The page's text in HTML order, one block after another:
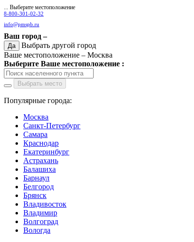
... Выберите местоположение
8-800-301-02-32
info@pmspb.ru
Ваш город –
Да
Выбрать другой город
Ваше местоположение – Москва
Выберите Ваше местоположение :
Выбрать место
Популярные города:
Москва
Санкт-Петербург
Самара
Краснодар
Екатеринбург
Астрахань
Балашиха
Барнаул
Белгород
Брянск
Владивосток
Владимир
Волгоград
Вологда